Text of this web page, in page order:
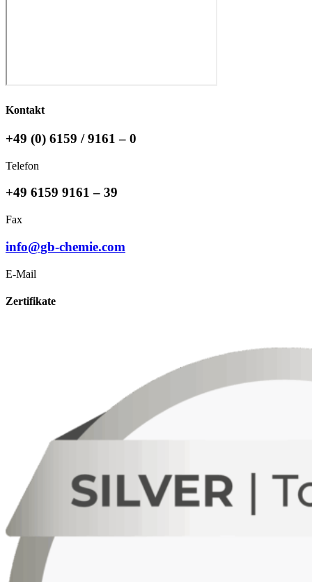
Kontakt
+49 (0) 6159 / 9161 – 0
Telefon
+49 6159 9161 – 39
Fax
info@gb-chemie.com
E-Mail
Zertifikate